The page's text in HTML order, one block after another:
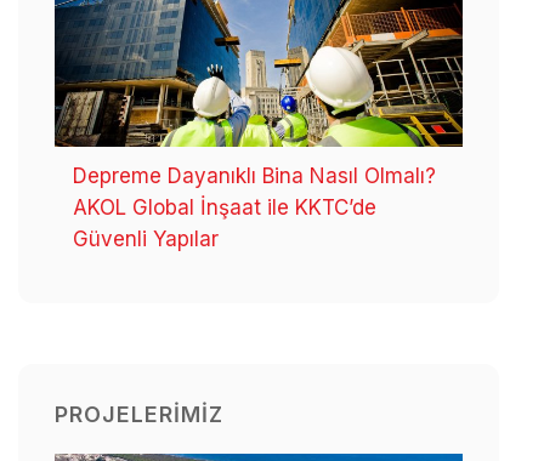
Depreme Dayanıklı Bina Nasıl Olmalı?
AKOL Global İnşaat ile KKTC’de
Güvenli Yapılar
PROJELERIMIZ